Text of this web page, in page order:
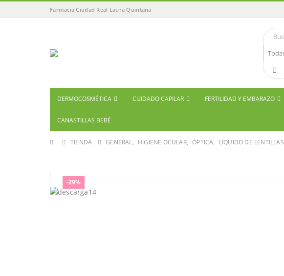
Farmacia Ciudad Real Laura Quintana
DERMOCOSMÉTICA CUIDADO CAPILAR FERTILIDAD Y EMBARAZO
CANASTILLAS BEBÉ
TIENDA GENERAL, HIGIENE OCULAR, ÓPTICA, LÍQUIDO DE LENTILLAS
-29%